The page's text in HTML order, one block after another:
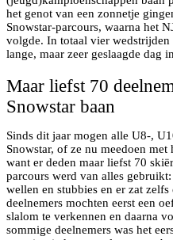
het genot van een zonnetje
Snowstar-parcours, waarna het
volgde. In totaal vier wedstrijden
lange, maar zeer geslaagde dag
Maar liefst 70
Snowstar baan
Sinds dit jaar mogen alle U8-,
Snowstar, of ze nu meedoen
want er deden maar liefst 70
parcours werd van alles
wellen en stubbies en er zat
deelnemers mochten eerst een
slalom te verkennen en daarna
sommige deelnemers was het